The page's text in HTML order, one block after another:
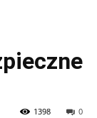
0
1398